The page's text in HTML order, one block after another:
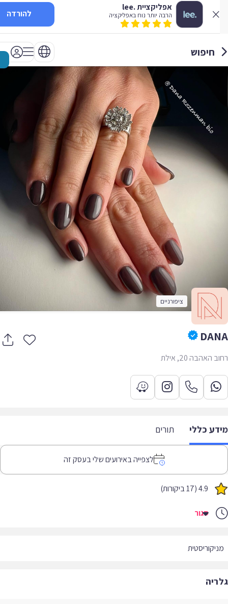
אפליקציית .lee
הרבה יותר נוח באפליקציה להורדה
חיפוש
ציפורניים
האהבה 20, אילת
כללי תורים
לצפייה באירועים שלי בעסק זה
4.9 (17 ביקורות)
סגור